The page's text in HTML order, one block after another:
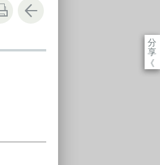
分
享
《